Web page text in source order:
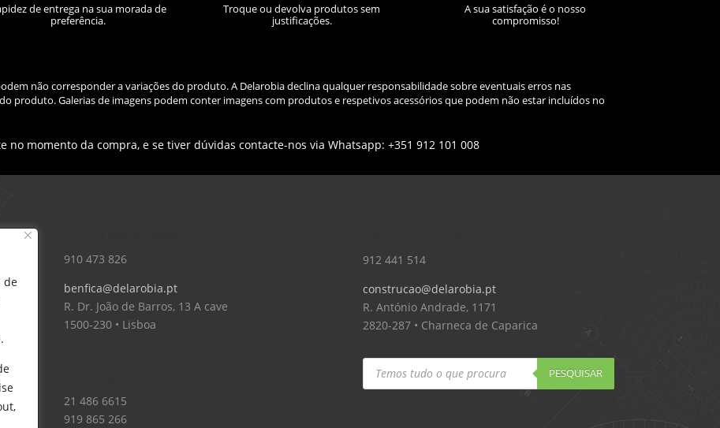
de
de entrega na sua morada de
preferência.
Troque ou devolva produtos sem
justificações.
A sua satisfação é o nosso
compromisso!
não corresponder a variações do produto. A Delarobia declina qualquer responsabilidade sobre eventuais erros nas
produto. Galerias de imagens podem conter imagens com produtos e respetivos acessórios que podem não estar incluídos no
momento da compra, e se tiver dúvidas contacte-nos via Whatsapp: +351 912 101 008
910 473 826
benfica@delarobia.pt
R. Dr. João de Barros, 13 A cave
1500-230 • Lisboa
21 486 6615
919 865 266
912 441 514
construcao@delarobia.pt
R. António Andrade, 1171
2820-287 • Charneca de Caparica
Products
search PESQUISAR